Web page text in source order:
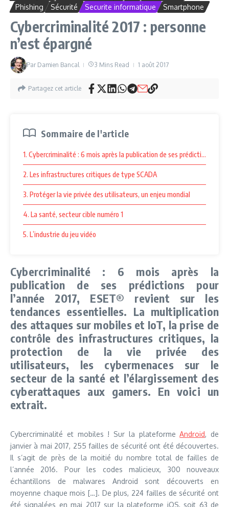
Phishing
Sécurité Securite informatique Smartphone
Cybercriminalité 2017 : personne
n’est épargné
Par Damien Bancal 3 Mins Read 1 août 2017
Partagez cet article
Sommaire de l'article
1. Cybercriminalité : 6 mois après la publication de ses prédictions
2. Les infrastructures critiques de type SCADA
3. Protéger la vie privée des utilisateurs, un enjeu mondial
4. La santé, secteur cible numéro 1
5. L’industrie du jeu vidéo
Cybercriminalité : 6 mois après la
publication de ses prédictions pour
l’année 2017, ESET® revient sur les
tendances essentielles. La multiplication
des attaques sur mobiles et IoT, la prise de
contrôle des infrastructures critiques, la
protection de la vie privée des
utilisateurs, les cybermenaces sur le
secteur de la santé et l’élargissement des
cyberattaques aux gamers. En voici un
extrait.
Cybercriminalité et mobiles ! Sur la plateformeAndroid, de
janvier à mai 2017, 255 failles de sécurité ont été découvertes.
Il s’agit de près de la moitié du nombre total de failles de
l’année 2016. Pour les codes malicieux, 300 nouveaux
échantillons de malwares Android sont découverts en
moyenne chaque mois […]. De plus, 224 failles de sécurité ont
été signalées en mai 2017 sur la plateforme iOS, soit 63 de